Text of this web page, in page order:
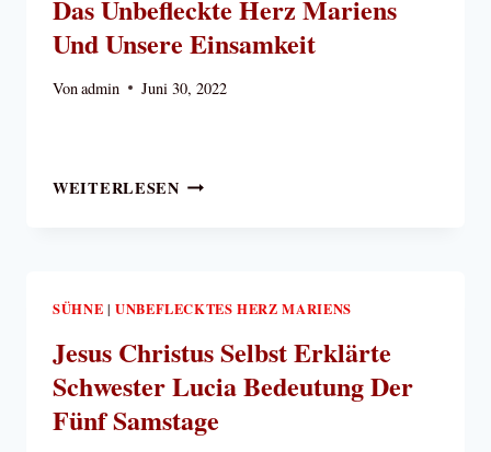
GEGEN
DEN
WILL
DIR
UND
SIE
WIRD
DIR
DAS
Das Unbefleckte Herz Mariens
Und Unsere Einsamkeit
Vonadmin Juni 30, 2022
WEITERLESENDAS
UNSERE
SÜHNE |UNBEFLECKTES HERZ MARIENS
Jesus Christus Selbst Erklärte
Schwester Lucia Bedeutung Der
Fünf Samstage